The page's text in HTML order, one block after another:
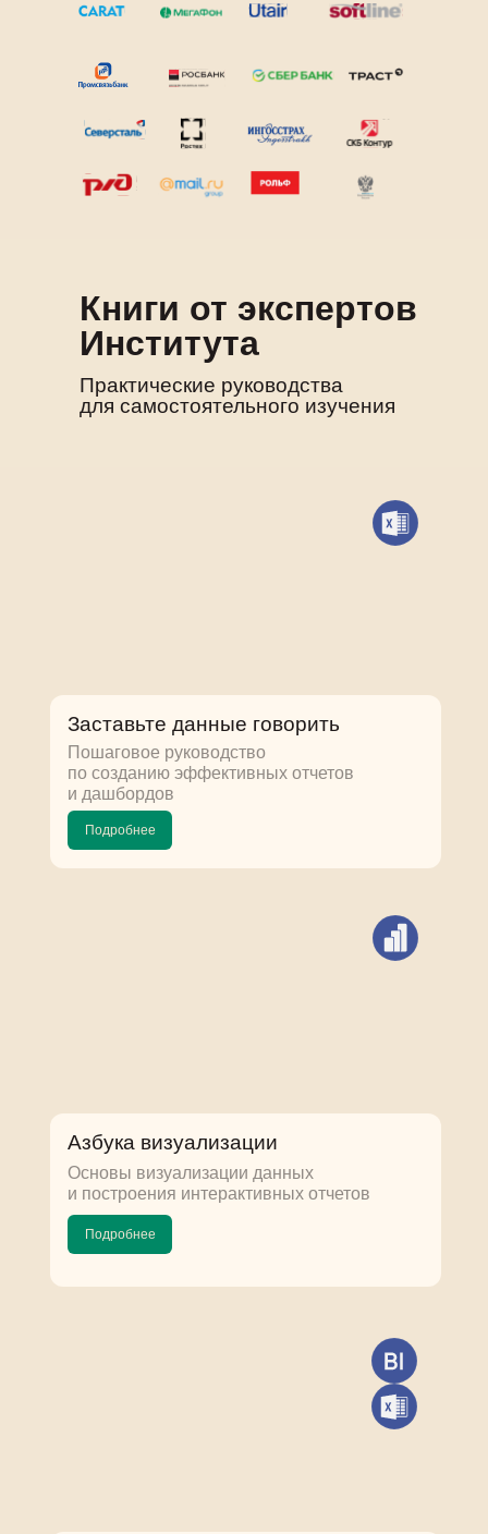
Книги от экспертов
Института
Практические руководства
для самостоятельного изучения
Заставьте данные говорить
Пошаговое руководство
по созданию эффективных отчетов
и дашбордов
Подробнее
Азбука визуализации
Основы визуализации данных
и построения интерактивных отчетов
Подробнее